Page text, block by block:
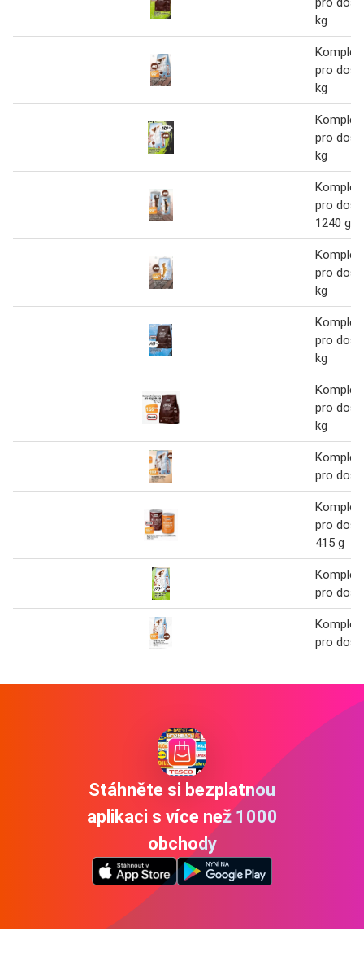
kg
pro
kg
pro
kg
pro
1240 g
pro
kg
pro
kg
pro
kg
pro
pro
415 g
pro
pro
Stáhněte si bezplatnou
aplikaci s více než 1000
obchody